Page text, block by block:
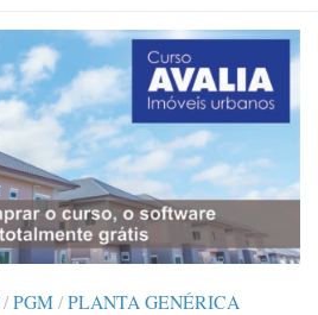
/PGM/PLANTA GENÉRICA